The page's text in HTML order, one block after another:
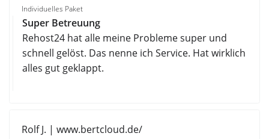
Individuelles Paket
Super Betreuung
Rehost24 hat alle meine Probleme super und
schnell gelöst. Das nenne ich Service. Hat wirklich
alles gut geklappt.
Rolf J. | www.bertcloud.de/